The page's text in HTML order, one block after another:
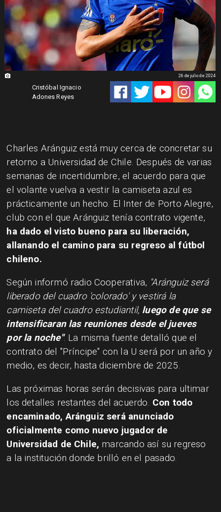
Cristóbal Ignacio
Adones Reyes
26 de julio de 2024
Charles Aránguiz está muy cerca de concretar su
retorno a Universidad de Chile. Después de varias
semanas de incertidumbre, el acuerdo para que
el volante vuelva a vestir la camiseta azul es
prácticamente un hecho. El Inter de Porto Alegre,
club con el que Aránguiz tenía contrato vigente,
ha dado el visto bueno para su liberación,
allanando el camino para su regreso al fútbol
chileno.
Según informó radio Cooperativa, "Aránguiz será
liberado del cuadro 'colorado' y vestirá la
camiseta del cuadro estudiantil, luego de que se
intensificaran las reuniones desde el jueves
por la noche". La misma fuente detalló que el
contrato del "Príncipe" con la U será por un año y
medio, es decir, hasta diciembre de 2025.
Las próximas horas serán decisivas para ultimar
los detalles restantes del acuerdo. Con todo
encaminado, Aránguiz será anunciado
oficialmente como nuevo jugador de
Universidad de Chile, marcando así su regreso
a la institución donde brilló en el pasado.